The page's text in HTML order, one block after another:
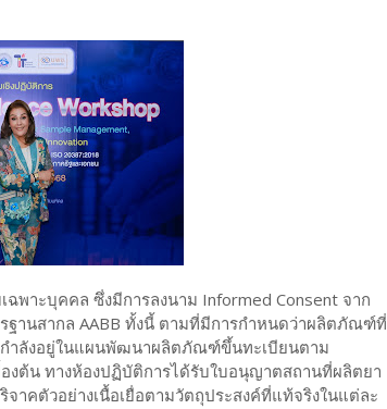
ฉพาะบุคคล ซึ่งมีการลงนาม Informed Consent จาก
ฐานสากล AABB ทั้งนี้ ตามที่มีการกำหนดว่าผลิตภัณฑ์ที่
ำลังอยู่ในแผนพัฒนาผลิตภัณฑ์ขึ้นทะเบียนตาม
งต้น ทางห้องปฏิบัติการได้รับใบอนุญาตสถานที่ผลิตยา
าคตัวอย่างเนื้อเยื่อตามวัตถุประสงค์ที่แท้จริงในแต่ละ